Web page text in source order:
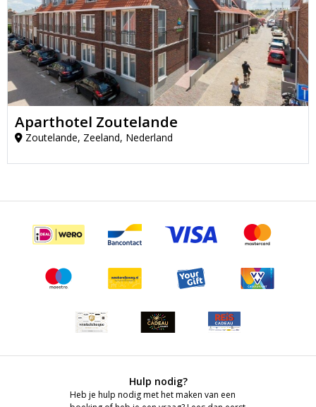
Aparthotel Zoutelande
Zoutelande, Zeeland, Nederland
Hulp nodig?
Heb je hulp nodig met het maken van een